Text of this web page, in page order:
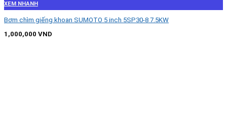
XEM NHANH
Bơm chìm giếng khoan SUMOTO 5 inch 5SP30-8 7.5KW
1,000,000 VND